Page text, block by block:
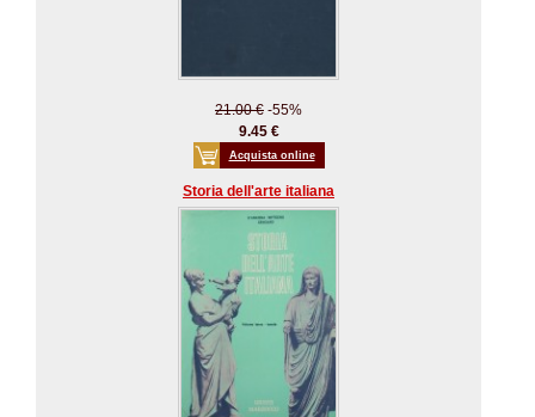
21.00 € -55%
9.45 €
Acquista online
Storia dell'arte italiana